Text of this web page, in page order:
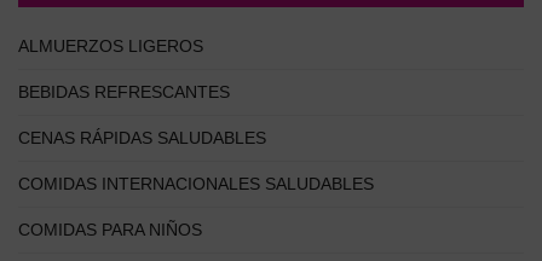
ALMUERZOS LIGEROS
BEBIDAS REFRESCANTES
CENAS RÁPIDAS SALUDABLES
COMIDAS INTERNACIONALES SALUDABLES
COMIDAS PARA NIÑOS